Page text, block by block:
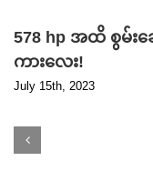
578 hp အထိ စွမ်း
ကားလေး!
July 15th, 2023